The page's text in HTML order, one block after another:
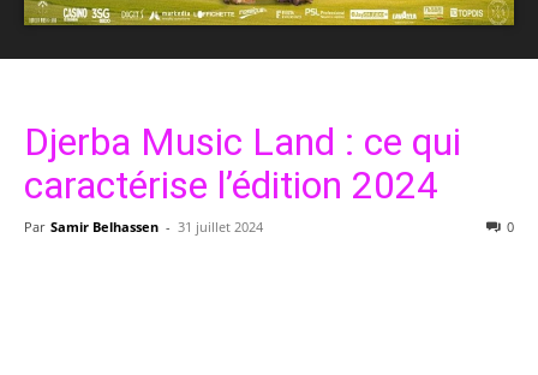
Djerba Music Land : ce qui
caractérise l’édition 2024
Par Samir Belhassen - 31 juillet 2024 0